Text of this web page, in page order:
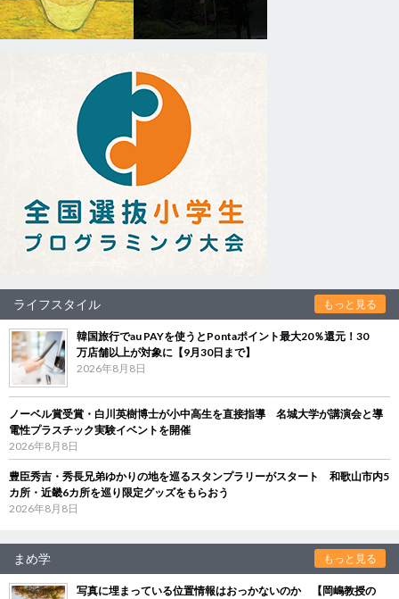
ライフスタイル もっと見る
韓国旅行でau PAYを使うとPontaポイント最大20％還元！30
万店舗以上が対象に【9月30日まで】
2026年8月8日
ノーベル賞受賞・白川英樹博士が小中高生を直接指導 名城大学が講演会と導
電性プラスチック実験イベントを開催
2026年8月8日
豊臣秀吉・秀長兄弟ゆかりの地を巡るスタンプラリーがスタート 和歌山市内5
カ所・近畿6カ所を巡り限定グッズをもらおう
2026年8月8日
まめ学 もっと見る
写真に埋まっている位置情報はおっかないのか 【岡嶋教授の